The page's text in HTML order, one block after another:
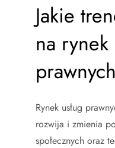
Jakie
na rynek
Rynek usług
rozwija i zmienia
społecznych oraz